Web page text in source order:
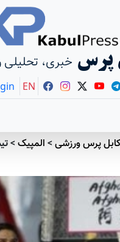
پرس خبری، تحلیلی
EN
کابل پرس ورزشی> المپیک>